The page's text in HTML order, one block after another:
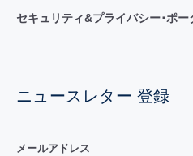
セキュリティ&プライバシー･ポー
ニュースレター 登録
メールアドレス